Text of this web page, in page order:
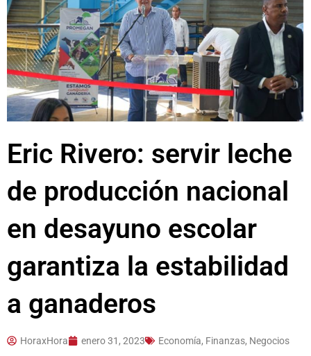
Eric Rivero: servir leche
de producción nacional
en desayuno escolar
garantiza la estabilidad
a ganaderos
HoraxHora enero 31, 2023 Economía, Finanzas, Negocios